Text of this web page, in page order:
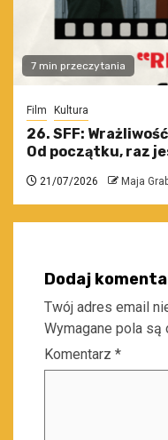
7 min przeczytania
Film Kultura
26. SFF:
Od początku, raz
21/07/2026 Maja
Dodaj
Twój adres email
Wymagane pola są
Komentarz *